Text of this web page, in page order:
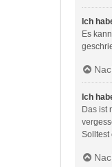
Ich
Es
Ich
Das ist
Solltest